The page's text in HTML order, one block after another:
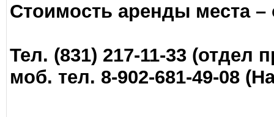
Стоимость аренды места –
Тел. (831) 217-11-33 (отдел
моб. тел. 8-902-681-49-08